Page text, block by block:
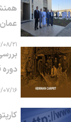
عمان
۱۴۰۴/
دوره
۱۴۰۴/